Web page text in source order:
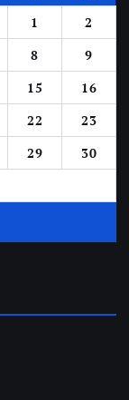
1
2
8
9
15
16
22
23
29
30